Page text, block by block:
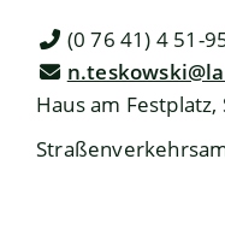
(0 76 41) 4 51-
Haus am